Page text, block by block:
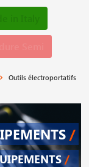
Outils électroportatifs
/
/